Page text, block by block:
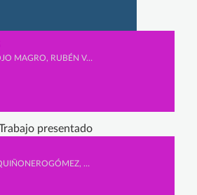
Secundaria, RUBÉN ROJO MAGRO, RUBÉN VALLEJO PULIDO y RODRIGO LOZANO HERNANZ
Secundaria, CLAUDIA QUIÑONEROGÓMEZ, MACARENA CANO CALDERÓN y SOFÍA GONZÁLEZ OLMEDO